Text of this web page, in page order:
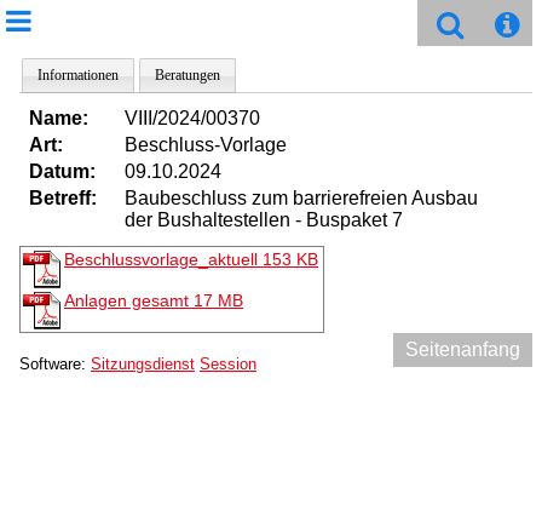
Informationen Beratungen
Name:
VIII/2024/00370
Art:
Beschluss-Vorlage
Datum:
09.10.2024
Betreff:
Baubeschluss zum barrierefreien Ausbau
der Bushaltestellen - Buspaket 7
Beschlussvorlage_aktuell 153 KB
Anlagen gesamt 17 MB
Seitenanfang
Software: Sitzungsdienst Session